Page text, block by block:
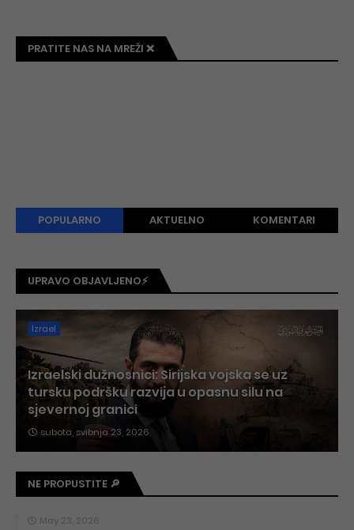
PRATITE NAS NA MREŽI ❌
POPULARNO AKTUELNO KOMENTARI
UPRAVO OBJAVLJENO⚡
Izrael
Izraelski dužnosnici: Sirijska vojska se uz
tursku podršku razvija u opasnu silu na
sjevernoj granici
subota, svibnja 23, 2026
NE PROPUSTITE 🔎
May 23, 2026